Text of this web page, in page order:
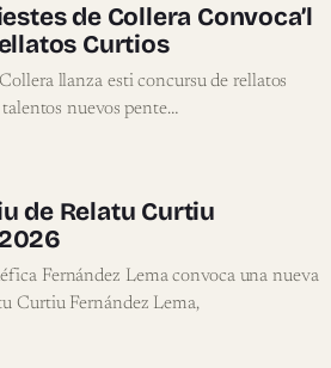
de Collera Convoca’l
Curtios
llanza esti concursu de rellatos
nuevos pente…
de Relatu Curtiu
Fernández Lema convoca una nueva
Curtiu Fernández Lema,